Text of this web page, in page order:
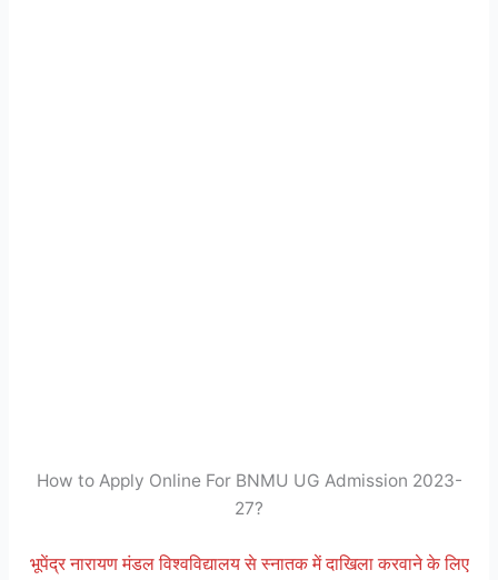
How to Apply Online For BNMU UG Admission 2023-
27?
भूपेंद्र नारायण मंडल विश्वविद्यालय से स्नातक में दाखिला करवाने के लिए